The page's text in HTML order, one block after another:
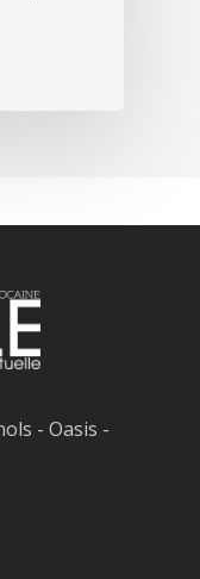
- Oasis -